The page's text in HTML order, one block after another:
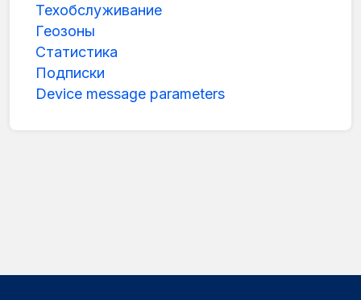
Техобслуживание
Геозоны
Статистика
Подписки
Device message parameters